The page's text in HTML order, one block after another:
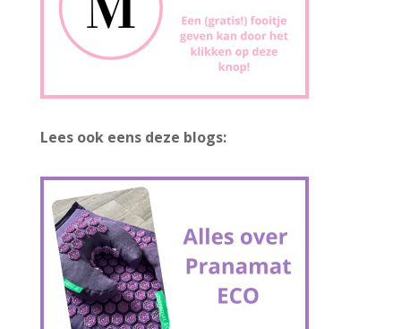
Lees ook eens deze blogs: